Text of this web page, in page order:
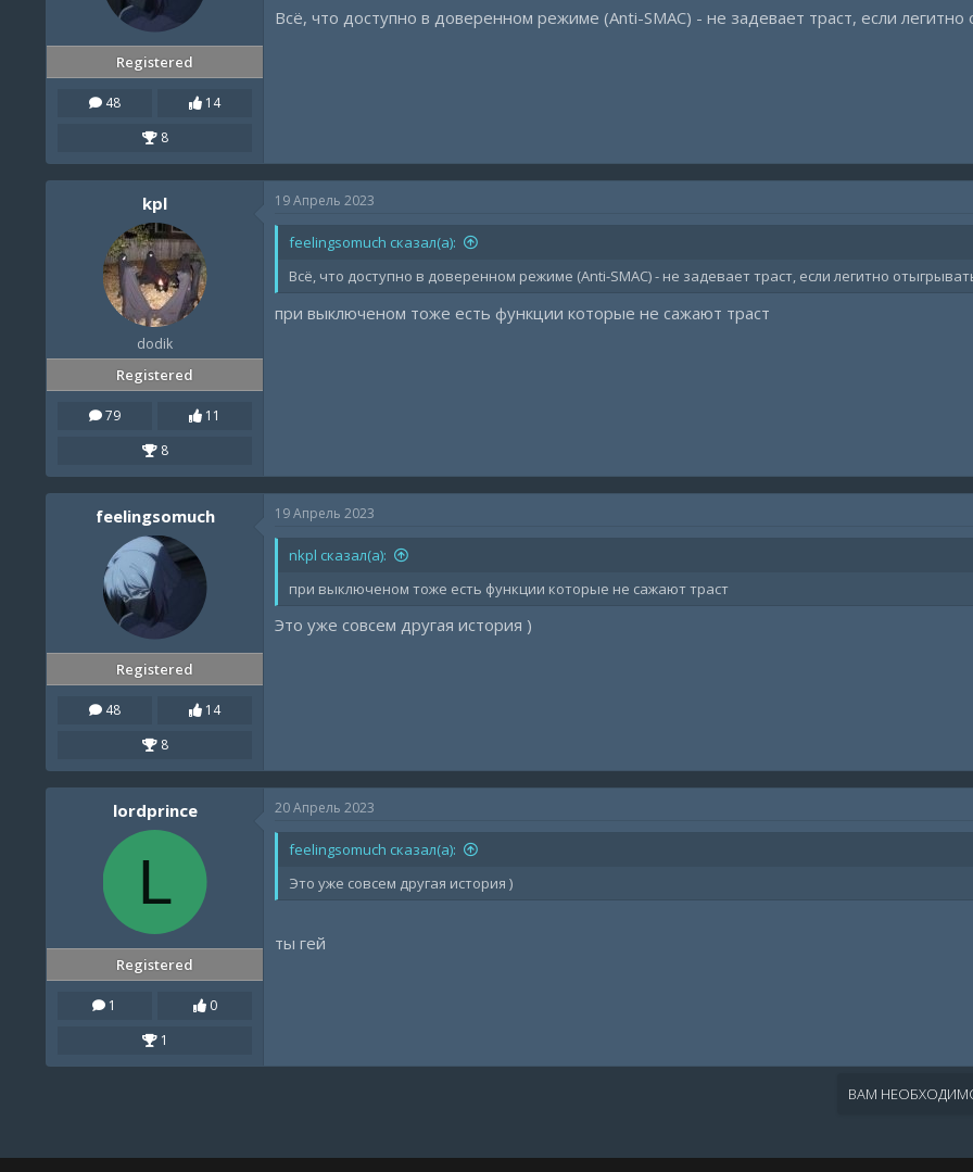
Registered
48
14
8
Всё, что доступно в доверенном режиме (Anti-SMAC) - не задевает траст, если легитно
kpl
dodik
Registered
79
11
8
19 Апрель 2023
feelingsomuch сказал(а):
Всё, что доступно в доверенном режиме (Anti-SMAC) - не задевает траст, если легитно
при выключеном тоже есть функции которые не сажают траст
feelingsomuch
Registered
48
14
8
19 Апрель 2023
nkpl сказал(а):
при выключеном тоже есть функции которые не сажают траст
Это уже совсем другая история )
lordprince
L
Registered
1
0
1
20 Апрель 2023
feelingsomuch сказал(а):
Это уже совсем другая история )
ты гей
ВАМ